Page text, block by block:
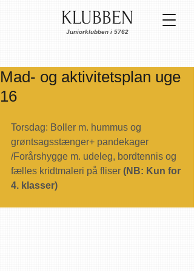
KLUBBEN
Juniorklubben i 5762
Mad- og aktivitetsplan uge
16
Torsdag: Boller m. hummus og
grøntsagsstænger+ pandekager
/Forårshygge m. udeleg, bordtennis og
fælles kridtmaleri på fliser (NB: Kun for
4. klasser)